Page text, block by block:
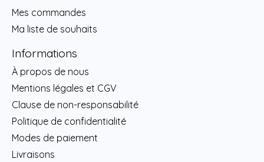
Mes commandes
Ma liste de souhaits
Informations
À propos de nous
Mentions légales et CGV
Clause de non-responsabilité
Politique de confidentialité
Modes de paiement
Livraisons